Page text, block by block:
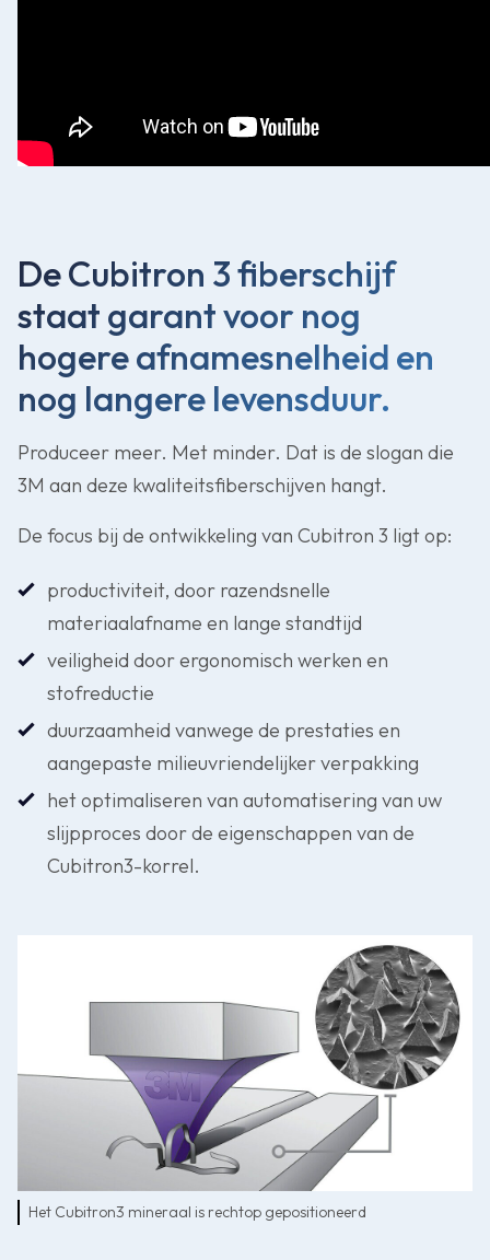
De Cubitron 3 fiberschijf
staat garant voor nog
hogere afnamesnelheid en
nog langere levensduur.
Produceer meer. Met minder. Dat is de slogan die
3M aan deze kwaliteitsfiberschijven hangt.
De focus bij de ontwikkeling van Cubitron 3 ligt op:
productiviteit, door razendsnelle
materiaalafname en lange standtijd
veiligheid door ergonomisch werken en
stofreductie
duurzaamheid vanwege de prestaties en
aangepaste milieuvriendelijker verpakking
het optimaliseren van automatisering van uw
slijpproces door de eigenschappen van de
Cubitron3-korrel.
Het Cubitron3 mineraal is rechtop gepositioneerd